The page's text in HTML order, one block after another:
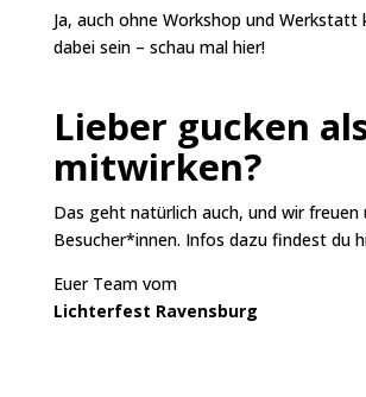
Ja, auch ohne Workshop und Werkstatt
dabei sein – schau mal hier!
Lieber gucken
mitwirken?
Das geht natürlich auch, und wir freuen
Besucher*innen. Infos dazu findest du
Euer Team vom
Lichterfest Ravensburg